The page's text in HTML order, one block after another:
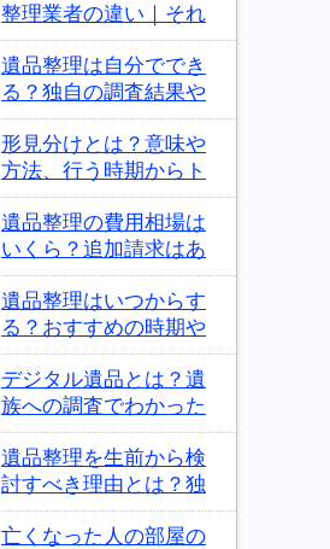
整理業者の違い｜それ
遺品整理は自分ででき
る？独自の調査結果や
形見分けとは？意味や
方法、行う時期からト
遺品整理の費用相場は
いくら？追加請求はあ
遺品整理はいつからす
る？おすすめの時期や
デジタル遺品とは？遺
族への調査でわかった
遺品整理を生前から検
討すべき理由とは？独
亡くなった人の部屋の